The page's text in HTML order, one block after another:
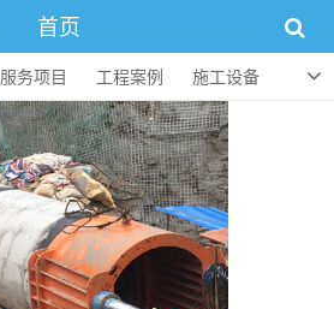
首页
服务项目 工程案例
施工设备
联系方式